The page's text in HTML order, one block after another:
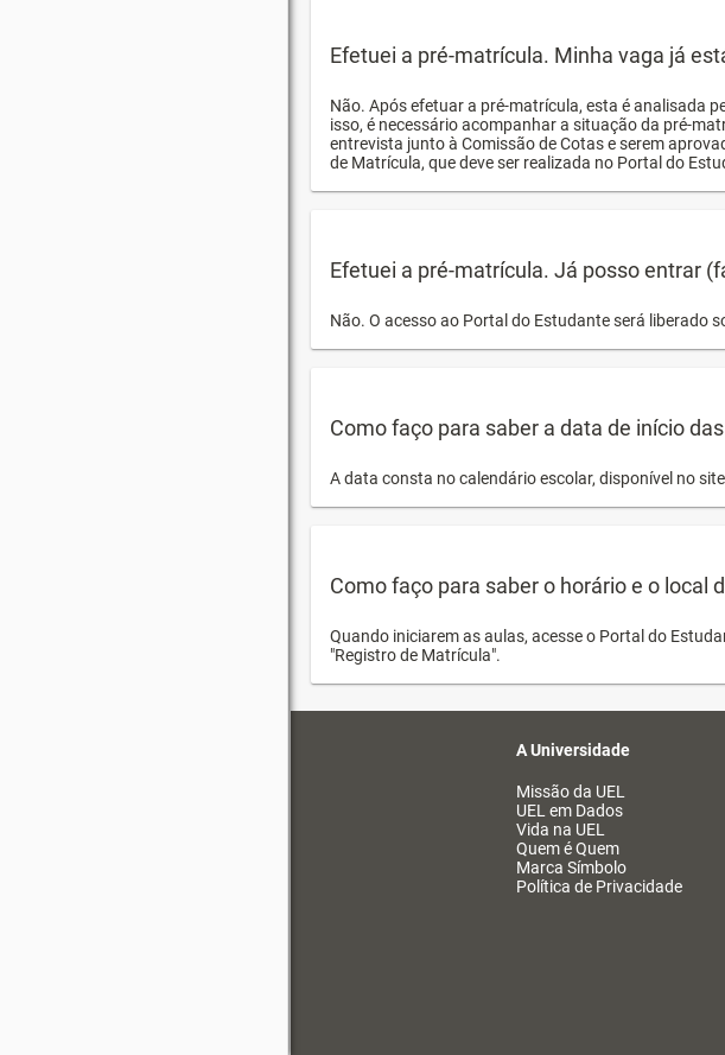
Efetuei a pré-matrícula. Minha vaga já
Não. Após efetuar a pré-matrícula, esta é analisada
isso, é necessário acompanhar a situação da pré-
entrevista junto à Comissão de Cotas e serem
de Matrícula, que deve ser realizada no Portal do
Efetuei a pré-matrícula. Já posso entrar
Não. O acesso ao Portal do Estudante será liberado
Como faço para saber a data de início
A data consta no calendário escolar, disponível no
Como faço para saber o horário e o local
Quando iniciarem as aulas, acesse o Portal do
"Registro de Matrícula".
A Universidade
Missão da UEL
UEL em Dados
Vida na UEL
Quem é Quem
Marca Símbolo
Política de Privacidade